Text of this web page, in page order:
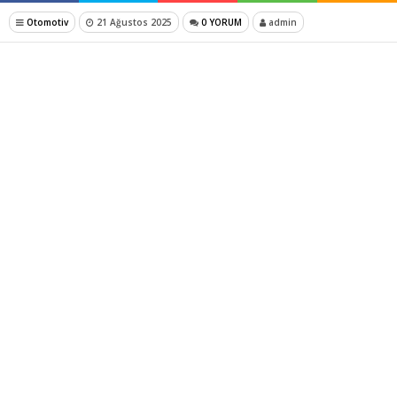
Otomotiv 21 Ağustos 2025 0 YORUM admin